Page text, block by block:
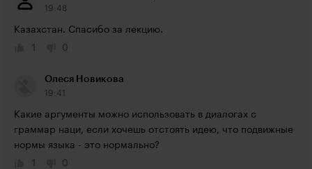
19:48
Казахстан. Спасибо за лекцию.
1
0
Олеся Новикова
19:41
Какие аргументы можно использовать в диалогах с
граммар наци, если хочешь отстоять идею, что подвижные
нормы языка - это нормально?
1
0